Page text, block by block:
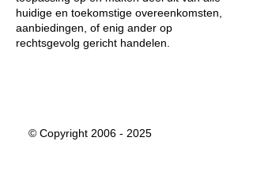
huidige en toekomstige overeenkomsten,
aanbiedingen, of enig ander op
rechtsgevolg gericht handelen.
© Copyright 2006 - 2025